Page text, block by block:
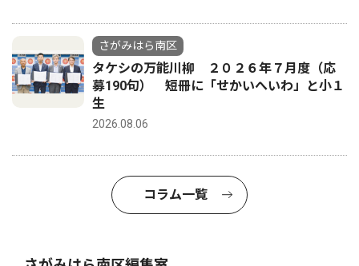
さがみはら南区
タケシの万能川柳 ２０２６年７月度（応
募190句） 短冊に「せかいへいわ」と小１
生
2026.08.06
コラム一覧